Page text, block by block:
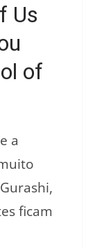
Us
of
a
ficam